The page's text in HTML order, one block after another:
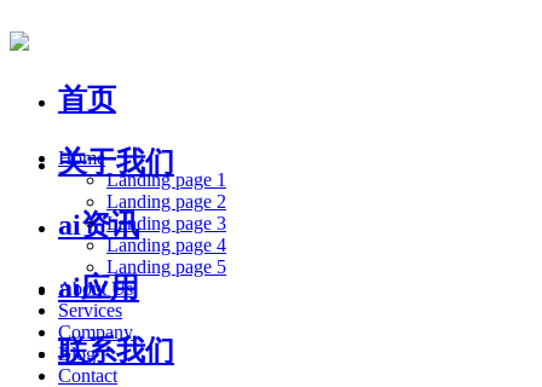
首页
关于我们
ai资讯
ai应用
联系我们
Home
Landing page 1
Landing page 2
Landing page 3
Landing page 4
Landing page 5
About Us
Services
Company
Blog
Contact